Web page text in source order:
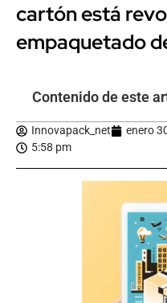
cartón está
empaquetado
Contenido de este
Innovapack_net
enero
5:58 pm